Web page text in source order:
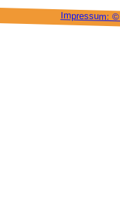
Impressum: ©